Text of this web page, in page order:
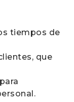
tiempos de
que